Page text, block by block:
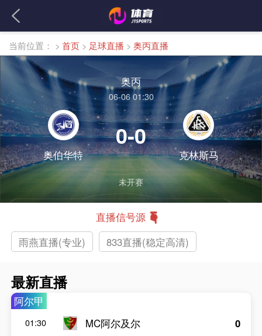
当前位置： > 首页 > 足球直播 > 奥丙直播
奥丙
06-06 01:30
奥伯华特
0-0
克林斯马
未开赛
直播信号源
雨燕直播(专业)
833直播(稳定高清)
最新直播
阿尔甲
01:30
MC阿尔及尔
0